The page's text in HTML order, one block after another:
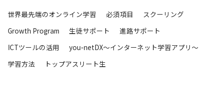
世界最先端のオンライン学習 必須項目
スクーリング
Growth Program
生徒サポート
進路サポート
ICTツールの活用
you-netDX～インターネット学習アプリ～
学習方法
トップアスリート生